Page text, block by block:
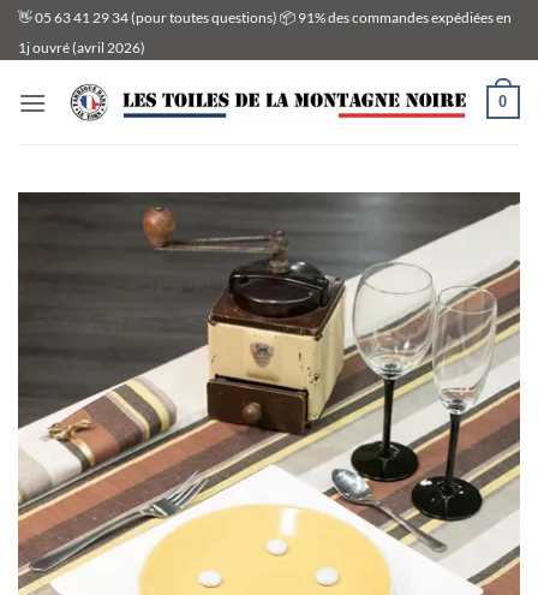
Passer
👋 05 63 41 29 34 (pour toutes questions) 📦 91% des commandes expédiées en
1j ouvré (avril 2026)
0